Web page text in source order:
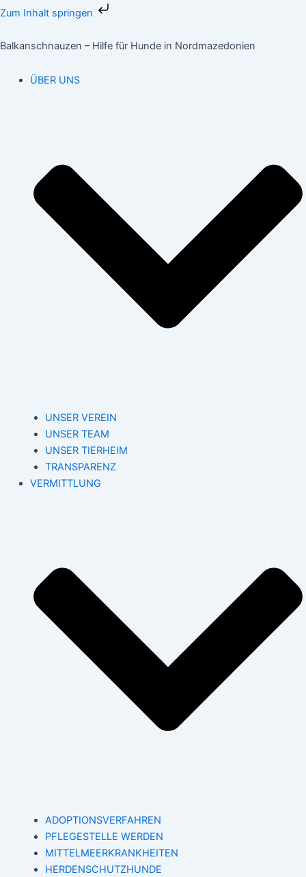
Zum Inhalt springen
Zum
springen
Balkanschnauzen – Hilfe für Hunde in Nordmazedonien
ÜBER UNS
UNSER VEREIN
UNSER TEAM
UNSER TIERHEIM
TRANSPARENZ
VERMITTLUNG
ADOPTIONSVERFAHREN
PFLEGESTELLE WERDEN
MITTELMEERKRANKHEITEN
HERDENSCHUTZHUNDE